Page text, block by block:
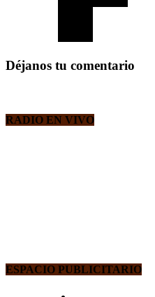
Déjanos tu comentario
RADIO EN VIVO
ESPACIO PUBLICITARIO